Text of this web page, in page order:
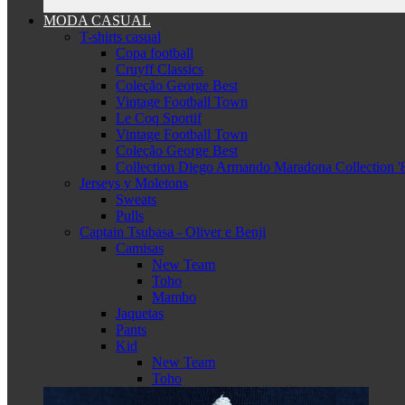
MODA CASUAL
T-shirts casual
Copa football
Cruyff Classics
Coleção George Best
Vintage Football Town
Le Coq Sportif
Vintage Football Town
Coleção George Best
Collection Diego Armando Maradona Collection
Jerseys y Moletons
Sweats
Pulls
Captain Tsubasa - Oliver e Benji
Camisas
New Team
Toho
Mambo
Jaquetas
Pants
Kid
New Team
Toho